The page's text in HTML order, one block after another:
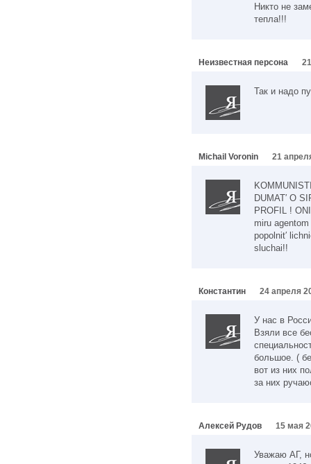
Никто не
тепла!!!
Неизвестная персона
Так и надо
Michail Voronin 21
DUMAT′ O
PROFIL !
miru
popolnit′
sluchai!!
Константин 24 апреля
У нас в
Взяли все
большое. (
вот из них
за них
Алексей Рудов 15 мая
Уважаю АГ,